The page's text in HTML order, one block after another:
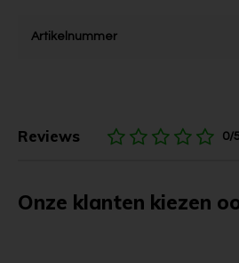
Artikelnummer
Reviews 0/
Onze klanten kiezen